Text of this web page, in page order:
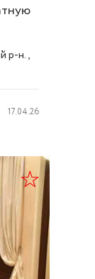
р-н.,
17.04.26